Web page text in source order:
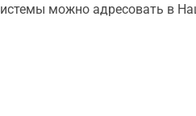
можно адресовать в